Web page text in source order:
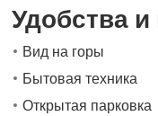
Удобства
Вид на горы
Бытовая техника
Открытая парковка